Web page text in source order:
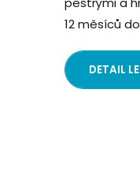
12 měsíců
DETAIL